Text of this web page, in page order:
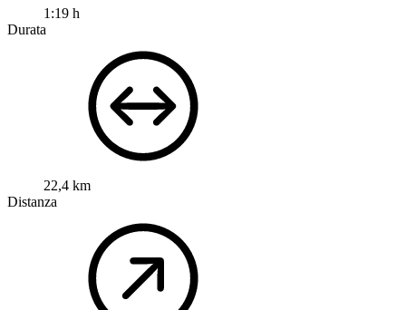
1:19 h
Durata
22,4 km
Distanza